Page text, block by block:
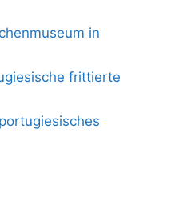
in
frittierte